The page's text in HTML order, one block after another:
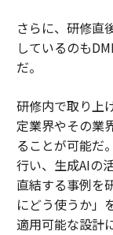
さらに、研修直
しているのも
だ。
研修内で取り上
定業界やその業
ることが可能だ
行い、生成AIの
直結する事例を
にどう使うか」
適用可能な設計